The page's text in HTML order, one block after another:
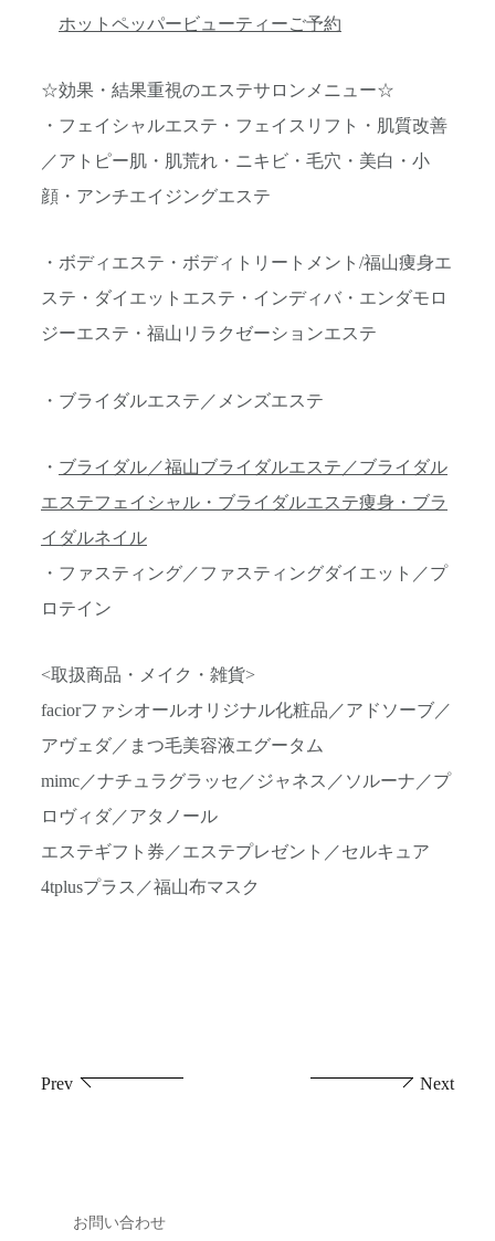
ホットペッパービューティーご予約
☆効果・結果重視のエステサロンメニュー☆
・フェイシャルエステ・フェイスリフト・肌質改善
／アトピー肌・肌荒れ・ニキビ・毛穴・美白・小
顔・アンチエイジングエステ
・ボディエステ・ボディトリートメント/福山痩身エ
ステ・ダイエットエステ・インディバ・エンダモロ
ジーエステ・福山リラクゼーションエステ
・ブライダルエステ／メンズエステ
・ ブライダル／福山ブライダルエステ／ブライダル
エステフェイシャル・ブライダルエステ痩身・ブラ
イダルネイル
・ファスティング／ファスティングダイエット／プ
ロテイン
<取扱商品・メイク・雑貨>
faciorファシオールオリジナル化粧品／アドソーブ／
アヴェダ／まつ毛美容液エグータム
mimc／ナチュラグラッセ／ジャネス／ソルーナ／プ
ロヴィダ／アタノール
エステギフト券／エステプレゼント／セルキュア
4tplusプラス／福山布マスク
Prev Next
お問い合わせ